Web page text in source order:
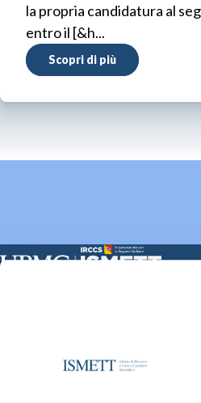
la propria candidatura al
entro il [&h...
Scopri di più